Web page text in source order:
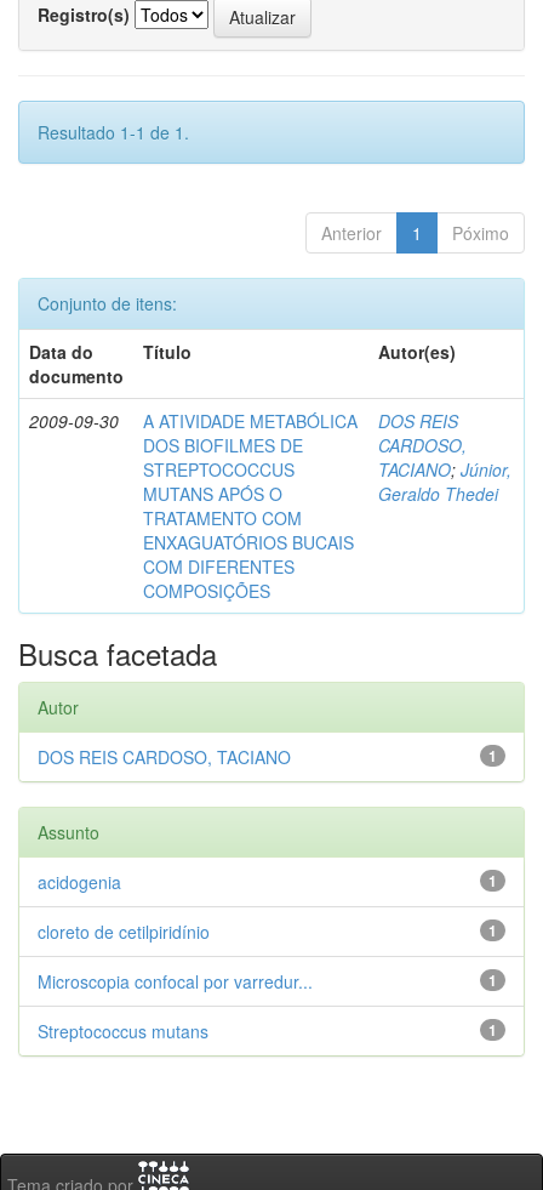
Registro(s)
Resultado 1-1 de 1.
Anterior 1 Póximo
Conjunto de itens:
Data do
documento
Título Autor(es)
2009-09-30
A ATIVIDADE METABÓLICA
DOS BIOFILMES DE
STREPTOCOCCUS
MUTANS APÓS O
TRATAMENTO COM
ENXAGUATÓRIOS BUCAIS
COM DIFERENTES
COMPOSIÇÕES
DOS REIS
CARDOSO,
TACIANO; Júnior,
Geraldo Thedei
Busca facetada
Autor
1
DOS REIS CARDOSO, TACIANO
Assunto
1
acidogenia
1
cloreto de cetilpiridínio
1
Microscopia confocal por varredur...
1
Streptococcus mutans